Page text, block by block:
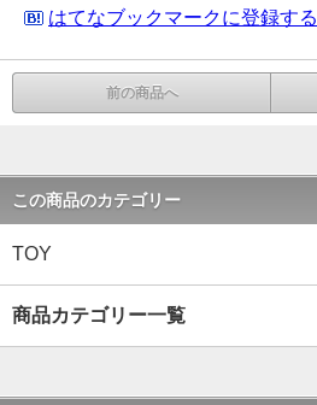
はてなブックマークに登録する
前の商品へ
この商品のカテゴリー
TOY
商品カテゴリー一覧